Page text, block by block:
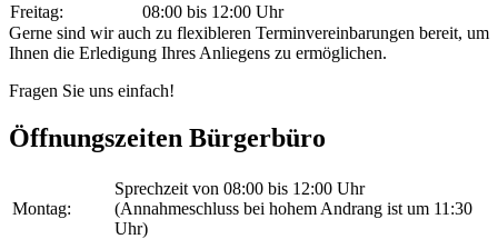
Freitag:
08:00 bis 12:00 Uhr
Gerne sind wir auch zu flexibleren Terminvereinbarungen bereit, um
Ihnen die Erledigung Ihres Anliegens zu ermöglichen.
Fragen Sie uns einfach!
Öffnungszeiten Bürgerbüro
Montag:
Sprechzeit von 08:00 bis 12:00 Uhr
(Annahmeschluss bei hohem Andrang ist um 11:30
Uhr)